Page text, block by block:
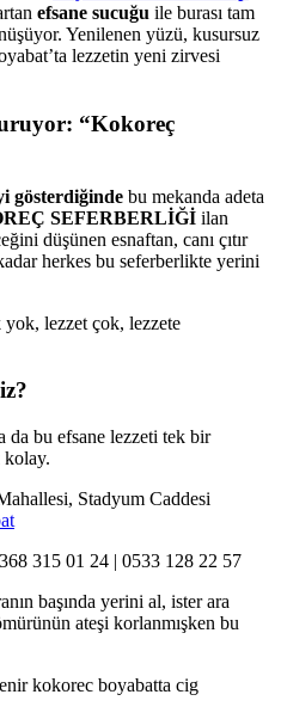
efsane sucuğu ile burası tam
Yenilenen yüzü, kusursuz
lezzetin yeni zirvesi
“Kokoreç
gösterdiğinde bu mekanda adeta
SEFERBERLİĞİ ilan
düşünen esnaftan, canı çıtır
herkes bu seferberlikte yerini
lezzet çok, lezzete
da bu efsane lezzeti tek bir
kolay.
Stadyum Caddesi
315 01 24 | 0533 128 22 57
başında yerini al, ister ara
ateşi korlanmışken bu